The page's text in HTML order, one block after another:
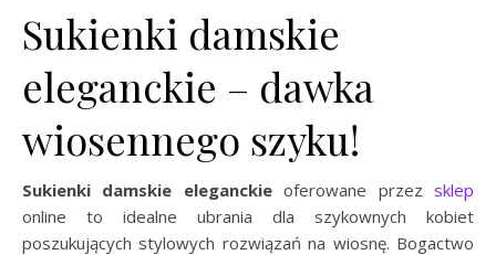
Sukienki damskie
eleganckie – dawka
wiosennego szyku!
Sukienki damskie eleganckieoferowane przezsklep
online to idealne ubrania dla szykownych kobiet
poszukujących stylowych rozwiązań na wiosnę. Bogactwo